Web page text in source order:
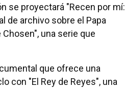
se proyectará "Recen por mí:
de archivo sobre el Papa
una serie que
que ofrece una
con "El Rey de Reyes", una